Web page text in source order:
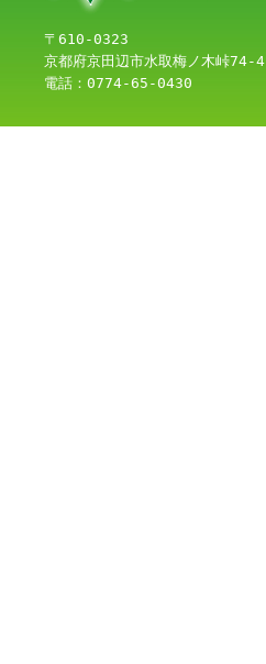
〒610-0323
京都府京田辺市水取梅ノ木峠74-4
電話：0774-65-0430